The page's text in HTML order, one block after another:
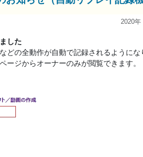
2020年
した
どの全動作が自動で記録されるようにな
ージからオーナーのみが閲覧できます。